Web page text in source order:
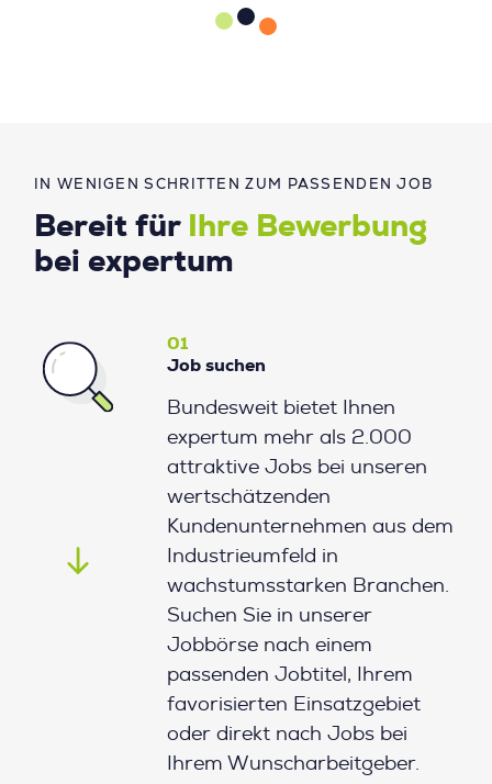
IN WENIGEN SCHRITTEN ZUM PASSENDEN JOB
Bereit für
Ihre Bewerbung
bei expertum
01
Job suchen
Bundesweit bietet Ihnen
expertum mehr als 2.000
attraktive Jobs bei unseren
wertschätzenden
Kundenunternehmen aus dem
Industrieumfeld in
wachstumsstarken Branchen.
Suchen Sie in unserer
Jobbörse nach einem
passenden Jobtitel, Ihrem
favorisierten Einsatzgebiet
oder direkt nach Jobs bei
Ihrem Wunscharbeitgeber.